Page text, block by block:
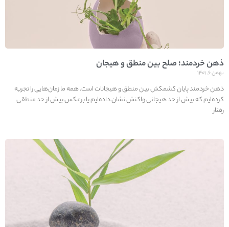
ذهن خردمند؛ صلح بین منطق و هیجان
بهمن ۶, ۱۴۰۱
ذهن خردمند پایان کشمکش بین منطق و هیجانات است. همه ما زمان‌هایی را تجربه
کرده‌ایم که بیش از حد هیجانی واکنش نشان داده‌ایم یا برعکس بیش از حد منطقی
رفتار